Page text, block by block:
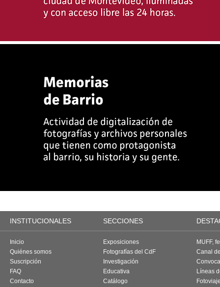
INSTITUCIONALES SECCIONES
Inicio
Quiénes somos
Suscripción
FAQ
Contacto
Exposiciones
Fotografías del CdF
Investigación
Educativa
Catálogo
MUFF,
Canal
Líneas